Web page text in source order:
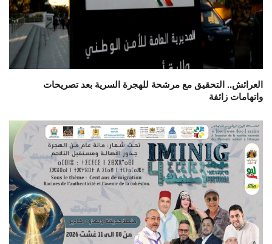
العرائش.. التحقيق مع مرشحة للهجرة السرية بعد تصريحات
واتهامات زائفة